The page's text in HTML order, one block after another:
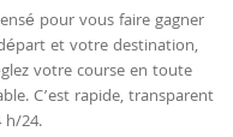
pour vous faire gagner
et votre destination,
votre course en toute
C’est rapide, transparent
h/24.